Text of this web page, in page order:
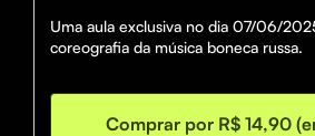
Uma aula exclusiva no dia 07/06/
Comprar por R$ 14,90